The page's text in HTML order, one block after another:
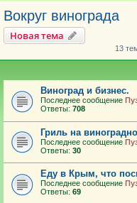
Вокруг винограда
Новая тема
13
Виноград и бизнес.
Последнее сообщение
Ответы: 708
Гриль на
Последнее сообщение
Ответы: 30
Еду в Крым, что
Последнее сообщение
Ответы: 69